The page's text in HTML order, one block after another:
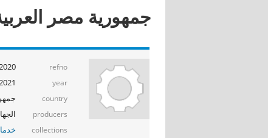
جمهورية مصر العربية
refno
year
2021
country
producers
collections